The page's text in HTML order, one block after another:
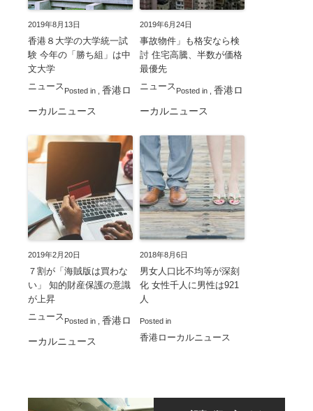
2019年8月13日
香港８大学の大学統一試
験 今年の「勝ち組」は中
文大学
Posted in
ニュース
香港ロ
ーカルニュース
2019年6月24日
事故物件」も格安なら検
討 住宅高騰、半数が価格
最優先
Posted in
ニュース
香港ロ
ーカルニュース
2019年2月20日
７割が「海賊版は買わな
い」 知的財産保護の意識
が上昇
Posted in
ニュース
香港ロ
ーカルニュース
2018年8月6日
男女人口比不均等が深刻
化 女性千人に男性は921
人
Posted in
香港ローカルニュース